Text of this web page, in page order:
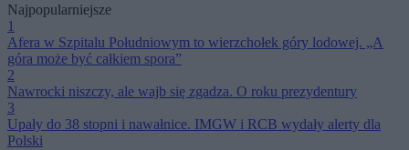
Najpopularniejsze
1
Afera w Szpitalu Południowym to wierzchołek góry lodowej. „A
góra może być całkiem spora”
2
Nawrocki niszczy, ale wajb się zgadza. O roku prezydentury
3
Upały do 38 stopni i nawałnice. IMGW i RCB wydały alerty dla
Polski